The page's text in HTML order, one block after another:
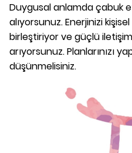
Duygusal anlamda çabuk
alıyorsunuz. Enerjinizi
birleştiriyor ve güçlü iletişim
arıyorsunuz. Planlarınızı
düşünmelisiniz.